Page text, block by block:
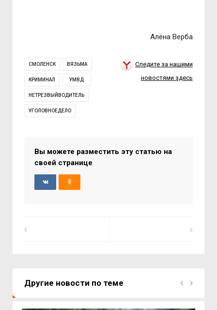
Алёна Верба
СМОЛЕНСК ВЯЗЬМА
КРИМИНАЛ УМВД
НЕТРЕЗВЫЙВОДИТЕЛЬ
УГОЛОВНОЕДЕЛО
Следите за нашими
новостями здесь
Вы можете разместить эту статью на
своей странице
Другие новости по теме